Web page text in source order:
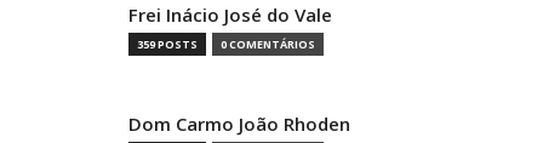
Frei Inácio José do Vale
359 POSTS 0 COMENTÁRIOS
Dom Carmo João Rhoden